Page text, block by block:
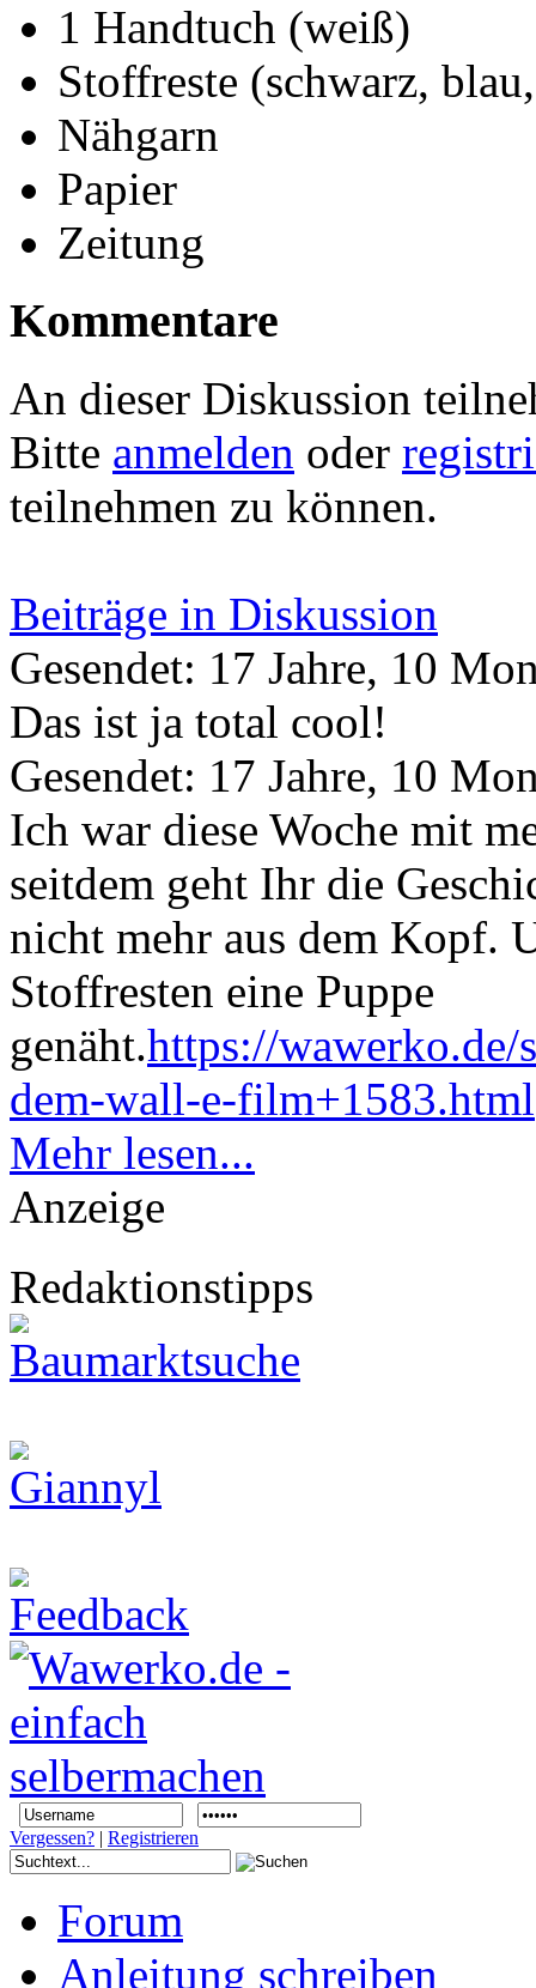
1 Handtuch (weiß)
Stoffreste (schwarz,
Nähgarn
Papier
Zeitung
Kommentare
An dieser Diskussion
Bitte anmelden oder
teilnehmen zu können.
Beiträge in Diskussion
Gesendet: 17 Jahre, 10
Das ist ja total cool!
Gesendet: 17 Jahre, 10
Ich war diese Woche mit
seitdem geht Ihr die
nicht mehr aus dem Kopf.
Stoffresten eine Puppe
genäht.https://wawerko.de/
dem-wall-e-film+1583.html
Mehr lesen...
Anzeige
Redaktionstipps
Vergessen? | Registrieren
Forum
Anleitung schreiben